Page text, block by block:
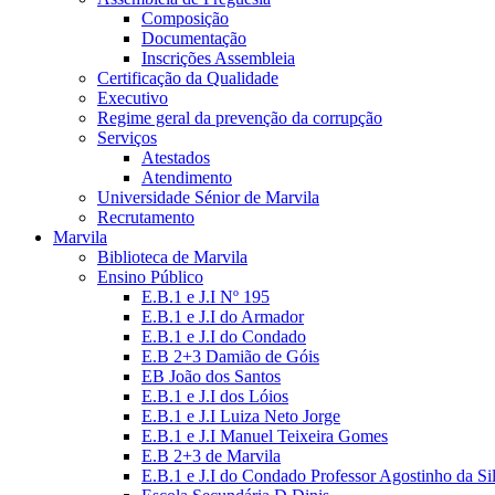
Composição
Documentação
Inscrições Assembleia
Certificação da Qualidade
Executivo
Regime geral da prevenção da corrupção
Serviços
Atestados
Atendimento
Universidade Sénior de Marvila
Recrutamento
Marvila
Biblioteca de Marvila
Ensino Público
E.B.1 e J.I Nº 195
E.B.1 e J.I do Armador
E.B.1 e J.I do Condado
E.B 2+3 Damião de Góis
EB João dos Santos
E.B.1 e J.I dos Lóios
E.B.1 e J.I Luiza Neto Jorge
E.B.1 e J.I Manuel Teixeira Gomes
E.B 2+3 de Marvila
E.B.1 e J.I do Condado Professor Agostinho da